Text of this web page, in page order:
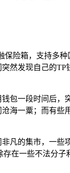
险箱，支持多
然发现自己的
包一段时间后
海一粟；而有
凡的集市，一
在一些不法分